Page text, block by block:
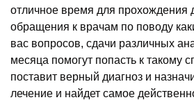
отличное время для прохождения
обращения к врачам по поводу
вас вопросов, сдачи различных
месяца помогут попасть к такому
поставит верный диагноз и
лечение и найдет самое